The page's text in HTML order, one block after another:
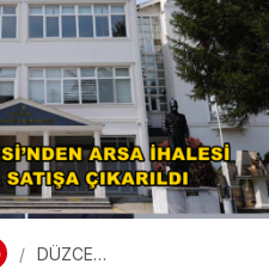
DÜZCE